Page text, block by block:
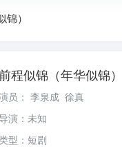
）
程似锦（年华似锦）
员： 李泉成 徐真
演： 未知
类型： 短剧